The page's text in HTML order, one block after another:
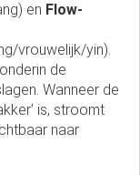
en Flow-
vrouwelijk/yin).
de
Wanneer de
is, stroomt
naar